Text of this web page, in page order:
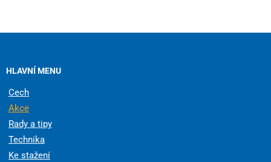
HLAVNÍ MENU
Cech
Akce
Rady a tipy
Technika
Ke stažení